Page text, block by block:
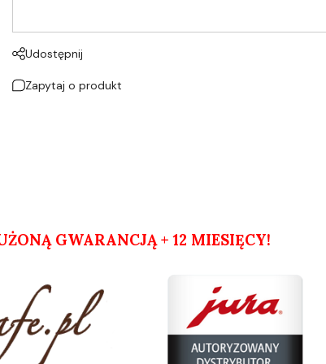
Udostępnij
Zapytaj o produkt
GWARANCJĄ + 12 MIESIĘCY!